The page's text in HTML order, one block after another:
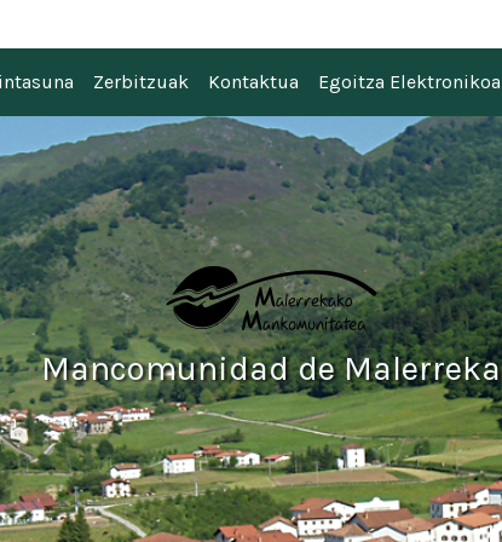
Malerreka
Zerbitzuak Kontaktua Egoitza Elektronikoa
Mancomunidad de Malerreka